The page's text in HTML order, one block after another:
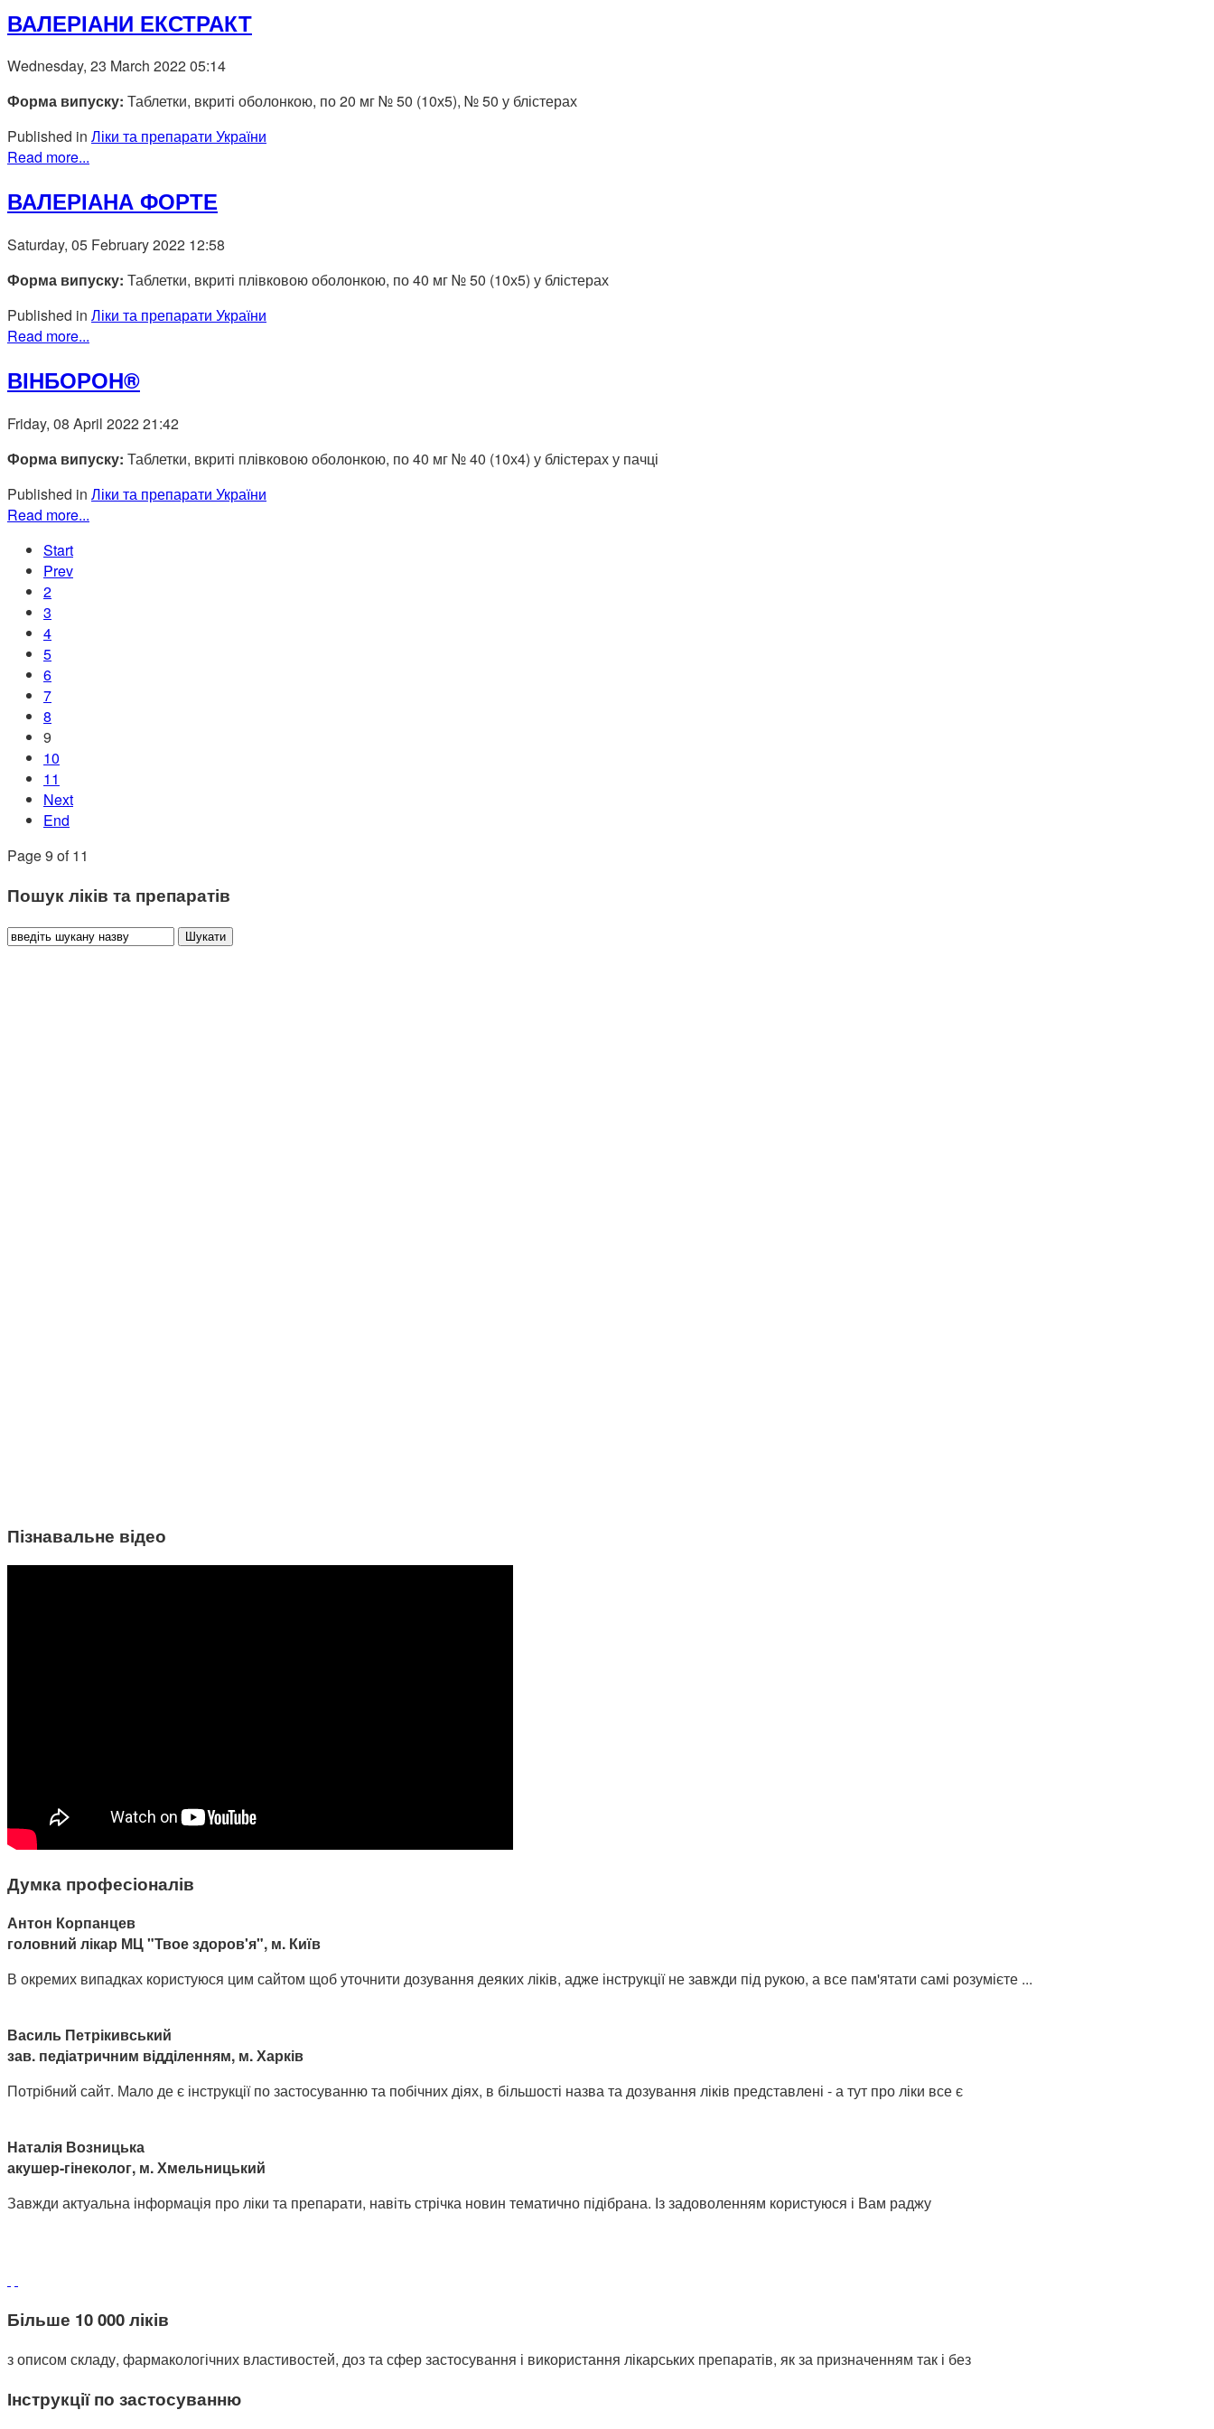
ВАЛЕРІАНИ ЕКСТРАКТ
Wednesday, 23 March 2022 05:14
Форма випуску: Таблетки, вкриті оболонкою, по 20 мг № 50 (10х5), № 50 у блістерах
Published in Ліки та препарати України
Read more...
ВАЛЕРІАНА ФОРТЕ
Saturday, 05 February 2022 12:58
Форма випуску: Таблетки, вкриті плівковою оболонкою, по 40 мг № 50 (10х5) у блістерах
Published in Ліки та препарати України
Read more...
ВІНБОРОН®
Friday, 08 April 2022 21:42
Форма випуску: Таблетки, вкриті плівковою оболонкою, по 40 мг № 40 (10х4) у блістерах у пачці
Published in Ліки та препарати України
Read more...
Start
Prev
2
3
4
5
6
7
8
9
10
11
Next
End
Page 9 of 11
Пошук ліків та препаратів
Пізнавальне відео
Думка професіоналів
Антон Корпанцев
головний лікар МЦ "Твое здоров'я", м. Київ
В окремих випадках користуюся цим сайтом щоб уточнити дозування деяких ліків, адже інструкції не завжди під рукою, а все пам'ятати самі розумієте ...
Василь Петрікивський
зав. педіатричним відділенням, м. Харків
Потрібний сайт. Мало де є інструкції по застосуванню та побічних діях, в більшості назва та дозування ліків представлені - а тут про ліки все є
Наталія Возницька
акушер-гінеколог, м. Хмельницький
Завжди актуальна інформація про ліки та препарати, навіть стрічка новин тематично підібрана. Із задоволенням користуюся і Вам раджу
Більше 10 000 ліків
з описом складу, фармакологічних властивостей, доз та сфер застосування і використання лікарських препаратів, як за призначенням так і без
Інструкції по застосуванню